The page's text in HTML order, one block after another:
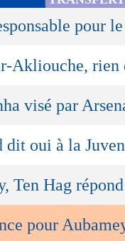
pour
Akliouche, rien
visé par
dit oui à la
Ten Hag répond
pour